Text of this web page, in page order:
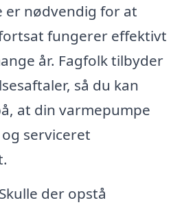
er nødvendig for at
fungerer effektivt
år. Fagfolk tilbyder
så du kan
at din varmepumpe
serviceret
Skulle der opstå